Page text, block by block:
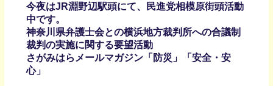
今夜はJR淵野辺駅頭にて、民進党相模原街頭活動
中です。
神奈川県弁護士会との横浜地方裁判所への合議制
裁判の実施に関する要望活動
さがみはらメールマガジン「防災」「安全・安
心」